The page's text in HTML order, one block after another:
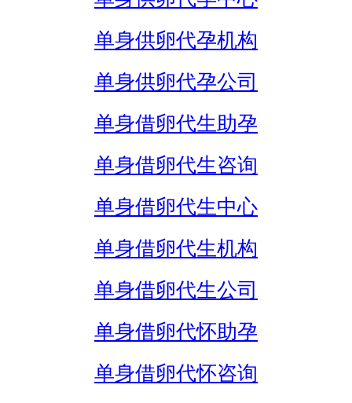
单身供卵代孕机构
单身供卵代孕公司
单身借卵代生助孕
单身借卵代生咨询
单身借卵代生中心
单身借卵代生机构
单身借卵代生公司
单身借卵代怀助孕
单身借卵代怀咨询